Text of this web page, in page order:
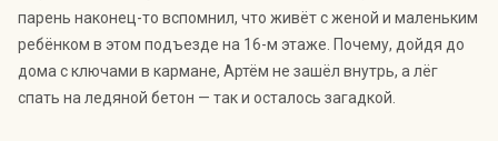
парень наконец-то вспомнил, что живёт с женой и маленьким
ребёнком в этом подъезде на 16-м этаже. Почему, дойдя до
дома с ключами в кармане, Артём не зашёл внутрь, а лёг
спать на ледяной бетон — так и осталось загадкой.